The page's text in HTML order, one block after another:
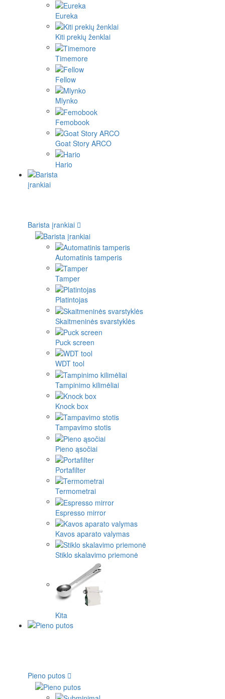
Eureka
Kiti prekių ženklai
Timemore
Fellow
Mlynko
Femobook
Goat Story ARCO
Hario
Barista įrankiai
Automatinis tamperis
Tamper
Platintojas
Skaitmeninės svarstyklės
Puck screen
WDT tool
Tampinimo kilimėliai
Knock box
Tampavimo stotis
Pieno ąsočiai
Portafilter
Termometrai
Espresso mirror
Kavos aparato valymas
Stiklo skalavimo priemonė
Kita
Pieno putos